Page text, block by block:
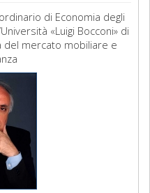
di Economia degli
«Luigi Bocconi» di
del mercato mobiliare e